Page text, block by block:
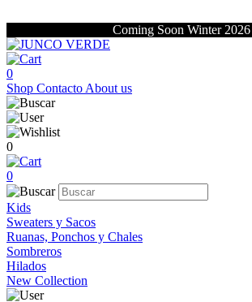
Coming Soon Winter 2026
0
Shop Contacto About us
0
0
Kids
Sweaters y Sacos
Ruanas, Ponchos y Chales
Sombreros
Hilados
New Collection